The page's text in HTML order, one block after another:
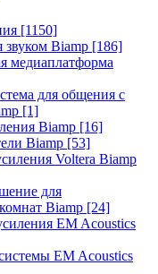
[1150]
Biamp [186]
медиаплатформа
для общения с
[1]
Biamp [16]
Biamp [53]
Voltera Biamp
для
Biamp [24]
EM Acoustics
EM Acoustics